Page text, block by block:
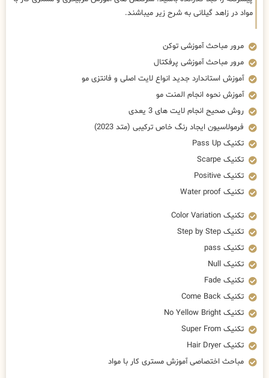
مواد در زاهد گیلانی به شرح زیر میباشند.
مرور مباحث آموزشی توکن
مرور مباحث آموزشی پرفکتال
آموزش استاندارد جدید انواع لایت اصلی و فانتزی مو
آموزش نحوه انجام المنت مو
روش صحیح انجام لایت های 3 یعدی
فرمولاسیون ایجاد رنگ خاص ترکیبی (متد 2023)
تکنیک Pass Up
تکنیک Scarpe
تکنیک Positive
تکنیک Water proof
تکنیک Color Variation
تکنیک Step by Step
تکنیک pass
تکنیک Null
تکنیک Fade
تکنیک Come Back
تکنیک No Yellow Bright
تکنیک Super From
تکنیک Hair Dryer
مباحث اختصاصی آموزش مستری کار با مواد